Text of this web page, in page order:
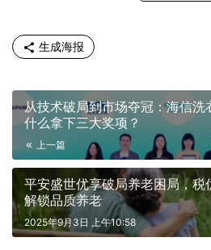
生成海报
从技术破局到市场夺冠：海信洗
什么拿下三大奖项？
上一篇
平安盛世优享破局养老困局，税
解锁品质养老
2025年9月3日 上午10:58